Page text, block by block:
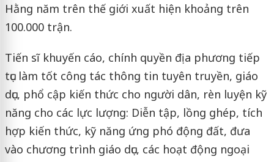
Hằng năm trên thế giới xuất hiện khoảng trên
100.000 trận.
Tiến sĩ khuyến cáo, chính quyền địa phương tiếp
tục làm tốt công tác thông tin tuyên truyền, giáo
dục, phổ cập kiến thức cho người dân, rèn luyện kỹ
năng cho các lực lượng: Diễn tập, lồng ghép, tích
hợp kiến thức, kỹ năng ứng phó động đất, đưa
vào chương trình giáo dục, các hoạt động ngoại